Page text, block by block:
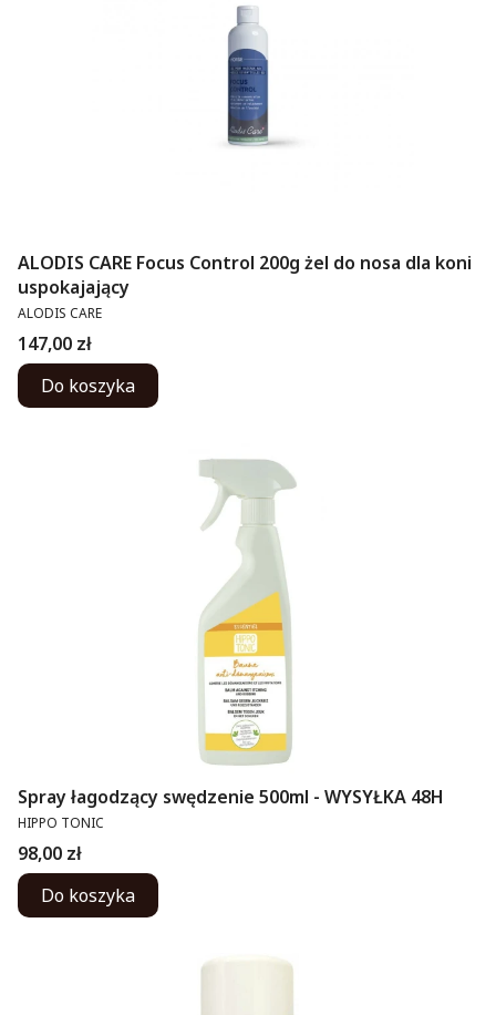
ALODIS CARE Focus Control 200g żel do nosa dla koni
uspokajający
PRODUCENT
ALODIS CARE
Cena
147,00 zł
Do koszyka
Spray łagodzący swędzenie 500ml - WYSYŁKA 48H
PRODUCENT
HIPPO TONIC
Cena
98,00 zł
Do koszyka